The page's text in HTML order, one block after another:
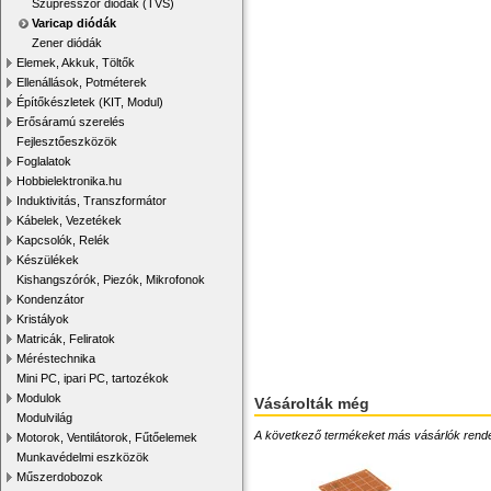
Szupresszor diódák (TVS)
Varicap diódák
Zener diódák
Elemek, Akkuk, Töltők
Ellenállások, Potméterek
Építőkészletek (KIT, Modul)
Erősáramú szerelés
Fejlesztőeszközök
Foglalatok
Hobbielektronika.hu
Induktivitás, Transzformátor
Kábelek, Vezetékek
Kapcsolók, Relék
Készülékek
Kishangszórók, Piezók, Mikrofonok
Kondenzátor
Kristályok
Matricák, Feliratok
Méréstechnika
Mini PC, ipari PC, tartozékok
Modulok
Modulvilág
Motorok, Ventilátorok, Fűtőelemek
Munkavédelmi eszközök
Műszerdobozok
Vásárolták még
A következő termékeket más vásárlók